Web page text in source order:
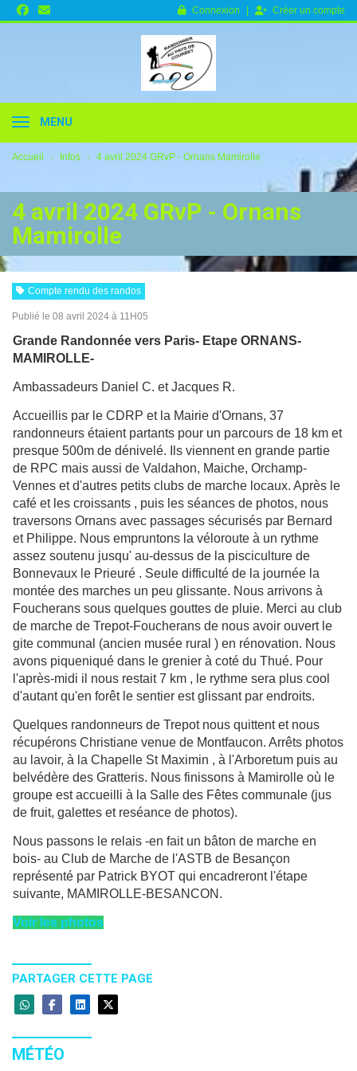
Connexion Créer un compte
RANDONNER AU PAYS DE
MENU
Accueil Infos 4 avril 2024 GRvP - Ornans Mamirolle
4 avril 2024 GRvP - Ornans
Mamirolle
Compte rendu des randos
Publié le 08 avril 2024 à 11H05
Grande Randonnée vers Paris- Etape ORNANS-
MAMIROLLE-
Ambassadeurs Daniel C. et Jacques R.
Accueillis par le CDRP et la Mairie d'Ornans, 37
randonneurs étaient partants pour un parcours de 18 km et
presque 500m de dénivelé. Ils viennent en grande partie
de RPC mais aussi de Valdahon, Maiche, Orchamp-
Vennes et d'autres petits clubs de marche locaux. Après le
café et les croissants , puis les séances de photos, nous
traversons Ornans avec passages sécurisés par Bernard
et Philippe. Nous empruntons la véloroute à un rythme
assez soutenu jusqu' au-dessus de la pisciculture de
Bonnevaux le Prieuré . Seule difficulté de la journée la
montée des marches un peu glissante. Nous arrivons à
Foucherans sous quelques gouttes de pluie. Merci au club
de marche de Trepot-Foucherans de nous avoir ouvert le
gite communal (ancien musée rural ) en rénovation. Nous
avons piqueniqué dans le grenier à coté du Thué. Pour
l'après-midi il nous restait 7 km , le rythme sera plus cool
d'autant qu'en forêt le sentier est glissant par endroits.
Quelques randonneurs de Trepot nous quittent et nous
récupérons Christiane venue de Montfaucon. Arrêts photos
au lavoir, à la Chapelle St Maximin , à l'Arboretum puis au
belvédère des Gratteris. Nous finissons à Mamirolle où le
groupe est accueilli à la Salle des Fêtes communale (jus
de fruit, galettes et reséance de photos).
Nous passons le relais -en fait un bâton de marche en
bois- au Club de Marche de l'ASTB de Besançon
représenté par Patrick BYOT qui encadreront l'étape
suivante, MAMIROLLE-BESANCON.
Voir les photos
PARTAGER CETTE PAGE
MÉTÉO
Panneau de gestion des cookies